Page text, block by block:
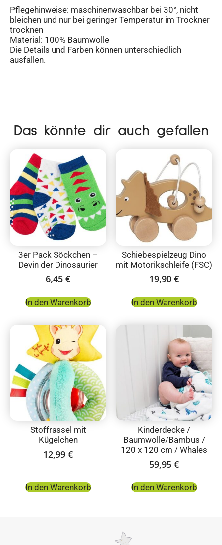
Pflegehinweise: maschinenwaschbar bei 30°, nicht
bleichen und nur bei geringer Temperatur im Trockner
trocknen
Material: 100% Baumwolle
Die Details und Farben können unterschiedlich
ausfallen.
Das könnte dir auch gefallen
3er Pack Söckchen –
Devin der Dinosaurier
6,45 €
In den Warenkorb
Schiebespielzeug Dino
mit Motorikschleife (FSC)
19,90 €
In den Warenkorb
Stoffrassel mit
Kügelchen
12,99 €
In den Warenkorb
Kinderdecke /
Baumwolle/Bambus /
120 x 120 cm / Whales
59,95 €
In den Warenkorb